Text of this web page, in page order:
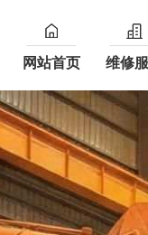
网站首页 维修